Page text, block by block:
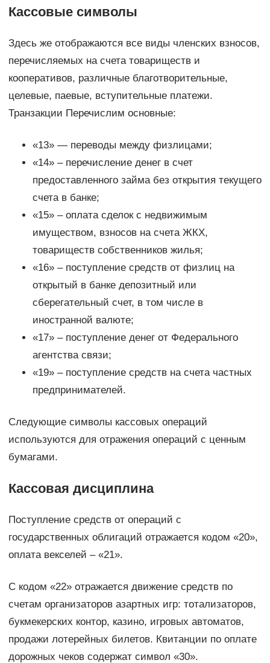
Кассовые символы
Здесь же отображаются все виды членских взносов,
перечисляемых на счета товариществ и
кооперативов, различные благотворительные,
целевые, паевые, вступительные платежи.
Транзакции Перечислим основные:
«13» — переводы между физлицами;
«14» – перечисление денег в счет
предоставленного займа без открытия текущего
счета в банке;
«15» – оплата сделок с недвижимым
имуществом, взносов на счета ЖКХ,
товариществ собственников жилья;
«16» – поступление средств от физлиц на
открытый в банке депозитный или
сберегательный счет, в том числе в
иностранной валюте;
«17» – поступление денег от Федерального
агентства связи;
«19» – поступление средств на счета частных
предпринимателей.
Следующие символы кассовых операций
используются для отражения операций с ценным
бумагами.
Кассовая дисциплина
Поступление средств от операций с
государственных облигаций отражается кодом «20»,
оплата векселей – «21».
С кодом «22» отражается движение средств по
счетам организаторов азартных игр: тотализаторов,
букмекерских контор, казино, игровых автоматов,
продажи лотерейных билетов. Квитанции по оплате
дорожных чеков содержат символ «30».